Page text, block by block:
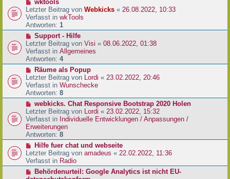
a
g
e
i
t
r
a
g
e
u
e
r
B
e
i
t
a
g
wktools
Letzter Beitrag von Webkicks « 26.08.2022, 10:33
Verfasst in wkTools
Antworten: 1
N
e
u
e
r
B
e
i
t
a
g
Support - Hilfe
Letzter Beitrag von Visi « 08.06.2022, 01:38
Verfasst in Allgemeines
Antworten: 4
N
e
u
e
r
B
e
i
t
r
a
g
Räume als Popup
Letzter Beitrag von Lordi « 23.02.2022, 20:46
Verfasst in Wunschecke
Antworten: 8
N
e
u
e
r
B
e
i
t
webkicks. Chat Responsive Bootstrap 2020 Holen
Letzter Beitrag von Lordi « 23.02.2022, 15:32
Verfasst in Individuelle Entwicklungen / Anpassungen /
Erweiterungen
Antworten: 8
N
e
u
e
Hilfe fuer chat und webseite
Letzter Beitrag von amadeus « 22.02.2022, 11:36
Verfasst in Radio
NBehördenurteil: Google Analytics ist nicht EU-